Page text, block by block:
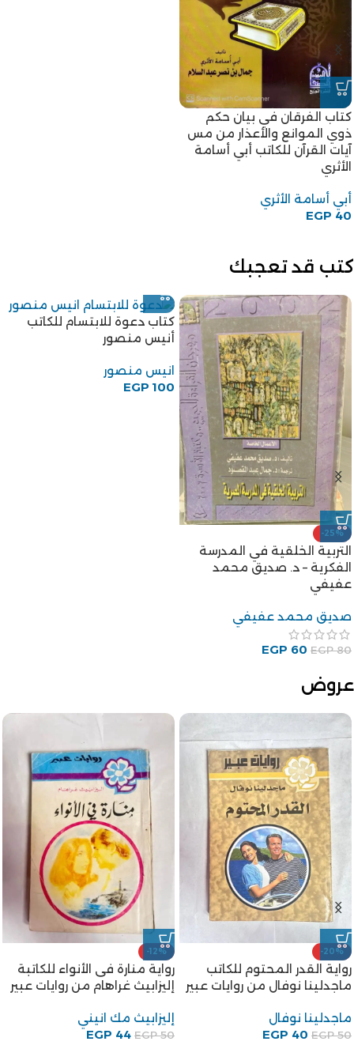
كتاب الفرقان في بيان حكم
ذوي الموانع والأعذار من مس
آيات القرآن للكاتب أبي أسامة
الأثري
أبي أسامة الأثري
EGP 40
كتب قد تعجبك
-25%
التربية الخلقية في المدرسة
الفكرية – د. صديق محمد
عفيفي
صديق محمد عفيفي
EGP80
EGP 60
كتاب دعوة للابتسام للكاتب
أنيس منصور
انيس منصور
EGP 100
عروض
-20%
رواية القدر المحتوم للكاتب
ماجدلينا نوفال من روايات عبير
ماجدلينا نوفال
EGP50
EGP 40
-12%
رواية منارة فى الأنواء للكاتبة
إليزابيث غراهام من روايات عبير
إليزابيث مك انيني
EGP50
EGP 44